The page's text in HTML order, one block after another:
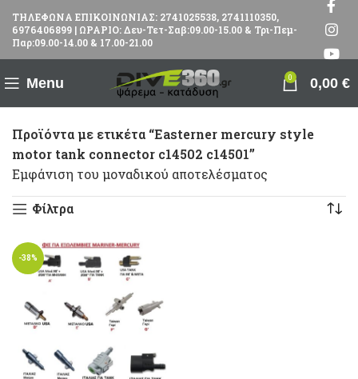
ΤΗΛΕΦΩΝΑ ΕΠΙΚΟΙΝΩΝΙΑΣ: 2741025538, 2741110350,
6976406899 | ΩΡΑΡΙΟ: Δευ-Τετ-Σαβ:09.00-15.00 & Τρι-Πεμ-
Παρ:09.00-14.00 & 17.00-21.00
Menu 0 0,00 €
Προϊόντα με ετικέτα “Easterner mercury style
motor tank connector c14502 c14501”
Εμφάνιση του μοναδικού αποτελέσματος
Φίλτρα
-38%